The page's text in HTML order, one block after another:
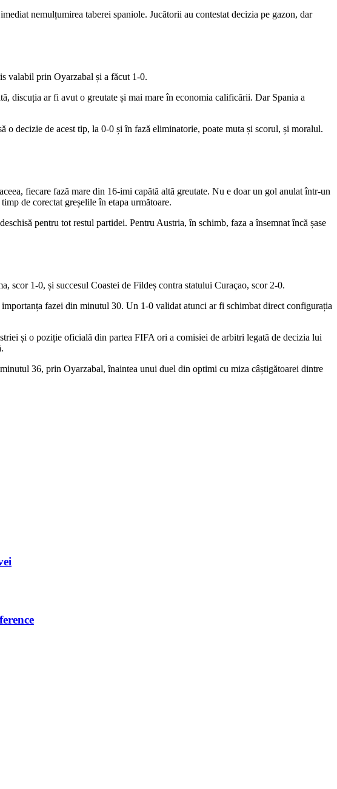
nemulțumirea taberei spaniole. Jucătorii au contestat decizia pe gazon, dar
valabil prin Oyarzabal și a făcut 1-0.
discuția ar fi avut o greutate și mai mare în economia calificării. Dar Spania a
decizie de acest tip, la 0-0 și în fază eliminatorie, poate muta și scorul, și moralul.
fiecare fază mare din 16-imi capătă altă greutate. Nu e doar un gol anulat într-un
de corectat greșelile în etapa următoare.
pentru tot restul partidei. Pentru Austria, în schimb, faza a însemnat încă șase
scor 1-0, și succesul Coastei de Fildeș contra statului Curaçao, scor 2-0.
fazei din minutul 30. Un 1-0 validat atunci ar fi schimbat direct configurația
și o poziție oficială din partea FIFA ori a comisiei de arbitri legată de decizia lui
36, prin Oyarzabal, înaintea unui duel din optimi cu miza câștigătoarei dintre